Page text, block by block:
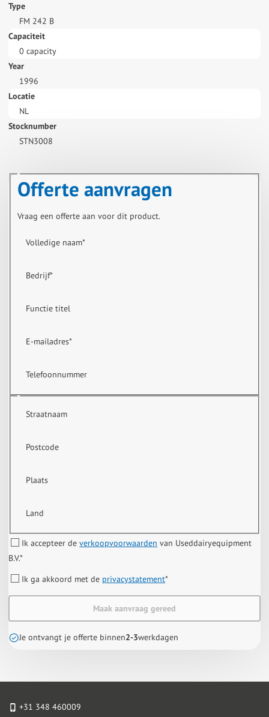
Type
FM 242 B
Capaciteit
0 capacity
Year
1996
Locatie
NL
Stocknumber
STN3008
Offerte aanvragen
Vraag een offerte aan voor dit product.
Volledige naam*
Bedrijf*
Functie titel
E-mailadres*
Telefoonnummer
Straatnaam
Postcode
Plaats
Land
Ik accepteer deverkoopvoorwaarden van Useddairyequipment
B.V.*
Ik ga akkoord met de privacystatement*
Maak aanvraag gereed
Je ontvangt je offerte binnen2-3werkdagen
+31 348 460009